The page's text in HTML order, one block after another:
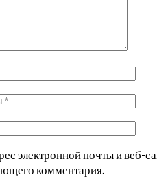
электронной почты и веб-
комментария.